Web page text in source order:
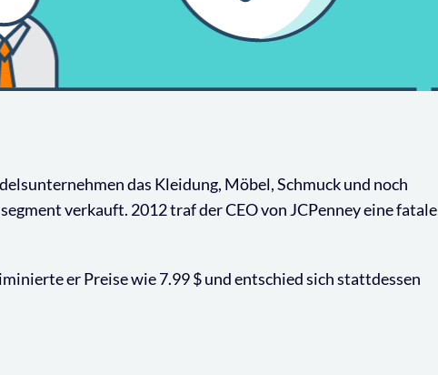
das Kleidung, Möbel, Schmuck und noch
verkauft. 2012 traf der CEO von JCPenney eine fatale
er Preise wie 7.99 $ und entschied sich stattdessen